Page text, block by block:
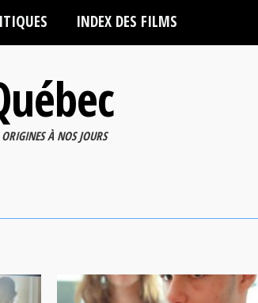
INDEX DES FILMS
À NOS JOURS